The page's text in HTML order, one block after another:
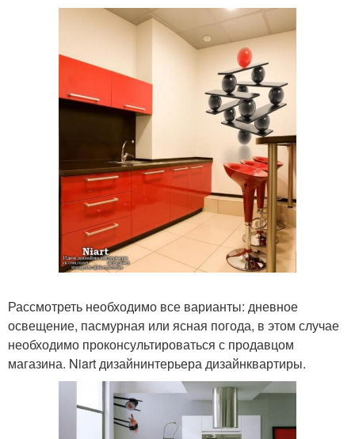
Рассмотреть необходимо все варианты: дневное
освещение, пасмурная или ясная погода, в этом случае
необходимо проконсультироваться с продавцом
магазина. Niart дизайнинтерьера дизайнквартиры.